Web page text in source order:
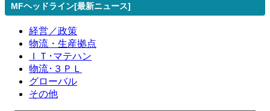
MFヘッドライン[最新ニュース]
経営／政策
物流・生産拠点
ＩＴ･マテハン
物流･３ＰＬ
グローバル
その他